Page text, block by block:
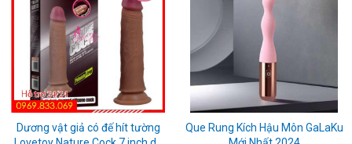
Dương vật giả có đế hít tường
Que Rung Kích Hậu Môn GaLaKu